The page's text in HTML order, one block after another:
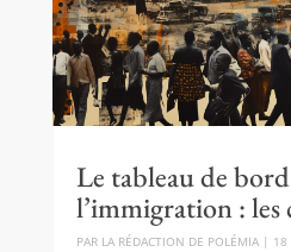
Le tableau de
l’immigration : les
PAR LA RÉDACTION DE POLÉMIA| 18